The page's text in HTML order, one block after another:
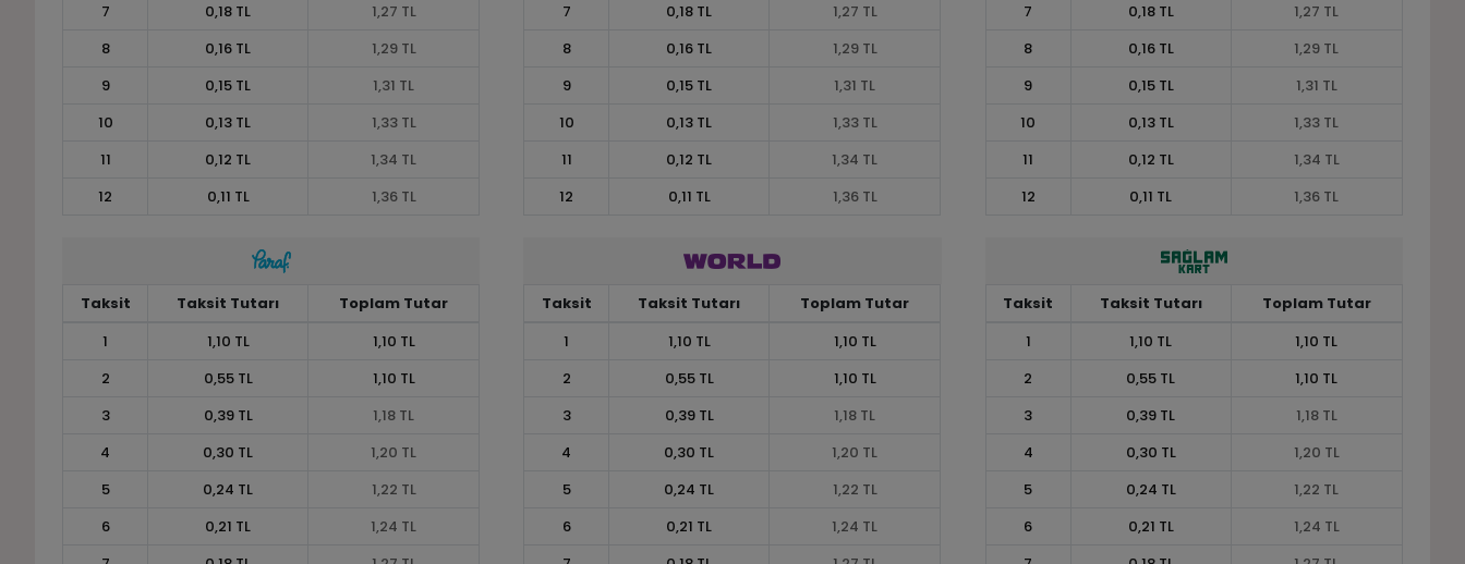
7
0,18 TL
1,27 TL
8
0,16 TL
1,29 TL
9
0,15 TL
1,31 TL
10
0,13 TL
1,33 TL
11
0,12 TL
1,34 TL
12
0,11 TL 1,36 TL
7
0,18 TL
1,27 TL
8
0,16 TL
1,29 TL
9
0,15 TL
1,31 TL
10
0,13 TL
1,33 TL
11
0,12 TL
1,34 TL
12
0,11 TL 1,36 TL
7
0,18 TL
1,27 TL
8
0,16 TL
1,29 TL
9
0,15 TL
1,31 TL
10
0,13 TL
1,33 TL
11
0,12 TL
1,34 TL
12
0,11 TL 1,36 TL
Taksit Taksit Tutarı
Toplam Tutar
1
1,10 TL
1,10 TL
2
0,55 TL
1,10 TL
3
0,39 TL
1,18 TL
4
0,30 TL
1,20 TL
5
0,24 TL
1,22 TL
6
0,21 TL
1,24 TL
Taksit Taksit Tutarı
Toplam Tutar
1
1,10 TL
1,10 TL
2
0,55 TL
1,10 TL
3
0,39 TL
1,18 TL
4
0,30 TL
1,20 TL
5
0,24 TL
1,22 TL
6
0,21 TL
1,24 TL
Taksit Taksit Tutarı
Toplam Tutar
1
1,10 TL
1,10 TL
2
0,55 TL
1,10 TL
3
0,39 TL
1,18 TL
4
0,30 TL
1,20 TL
5
0,24 TL
1,22 TL
6
0,21 TL
1,24 TL